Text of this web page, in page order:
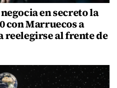
en secreto la
con Marruecos a
reelegirse al frente de